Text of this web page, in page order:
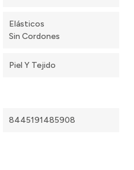
Elásticos
Sin Cordones
Piel Y Tejido
8445191485908